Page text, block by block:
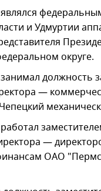
и Удмуртии
округе.
должность
—
—
ОАО